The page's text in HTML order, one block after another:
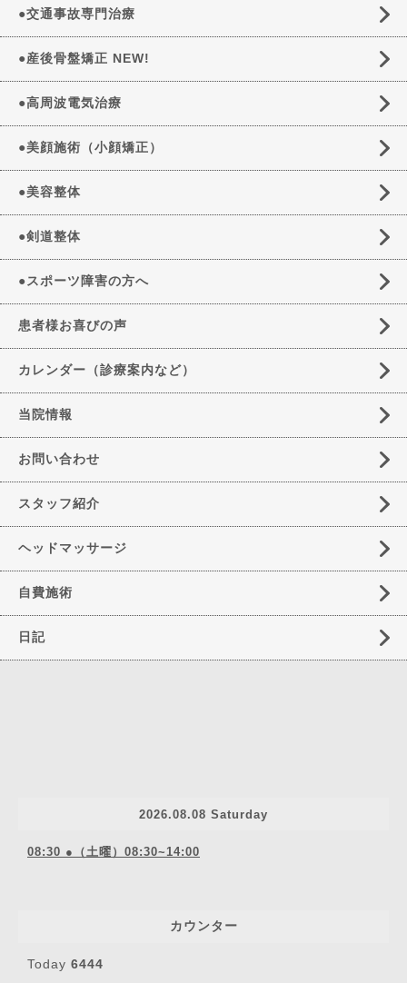
●交通事故専門治療
●産後骨盤矯正 NEW!
●高周波電気治療
●美顔施術（小顔矯正）
●美容整体
●剣道整体
●スポーツ障害の方へ
患者様お喜びの声
カレンダー（診療案内など）
当院情報
お問い合わせ
スタッフ紹介
ヘッドマッサージ
自費施術
日記
2026.08.08 Saturday
08:30 ●（土曜）08:30~14:00
カウンター
Today 6444